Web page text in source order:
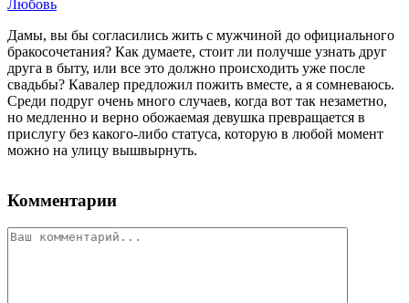
Любовь
Дамы, вы бы согласились жить с мужчиной до официального
бракосочетания? Как думаете, стоит ли получше узнать друг
друга в быту, или все это должно происходить уже после
свадьбы? Кавалер предложил пожить вместе, а я сомневаюсь.
Среди подруг очень много случаев, когда вот так незаметно,
но медленно и верно обожаемая девушка превращается в
прислугу без какого-либо статуса, которую в любой момент
можно на улицу вышвырнуть.
Комментарии